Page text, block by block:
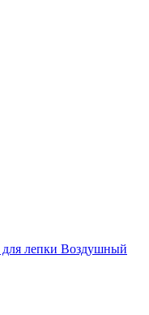
лепки Воздушный